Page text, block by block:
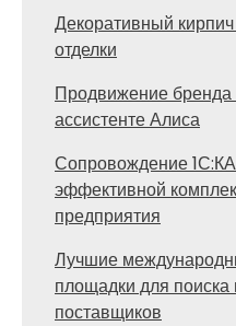
Декоративный
отделки
Продвижение бренда
ассистенте Алиса
Сопровождение
эффективной
предприятия
Лучшие
площадки для
поставщиков